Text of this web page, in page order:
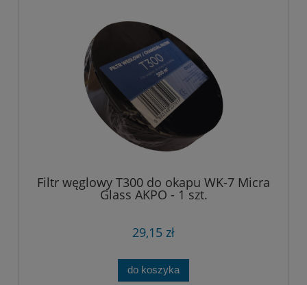
Filtr węglowy T300 do okapu WK-7 Micra
Glass AKPO - 1 szt.
29,15 zł
do koszyka